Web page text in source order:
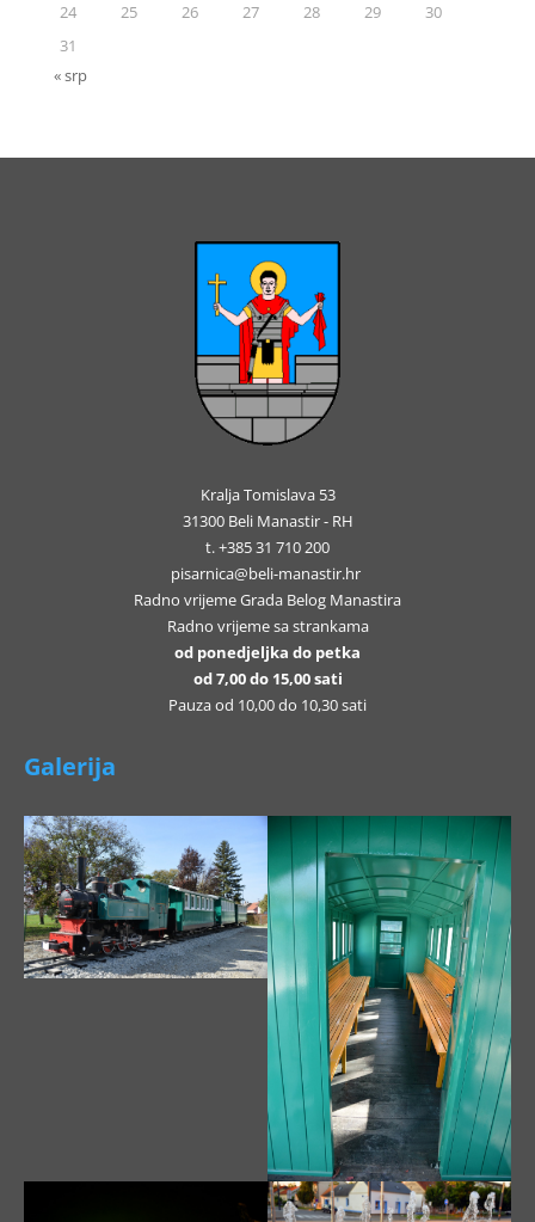
24
25 26 27 28 29
30
31
« srp
Kralja Tomislava 53
31300 Beli Manastir - RH
t. +385 31 710 200
pisarnica@beli-manastir.hr
Radno vrijeme Grada Belog Manastira
Radno vrijeme sa strankama
od ponedjeljka do petka
od 7,00 do 15,00 sati
Pauza od 10,00 do 10,30 sati
Galerija